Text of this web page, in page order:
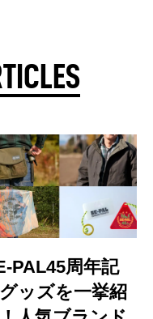
PAL45周年記
ッズを一挙紹